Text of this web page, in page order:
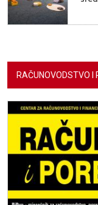
RAČUNOVODSTVO I